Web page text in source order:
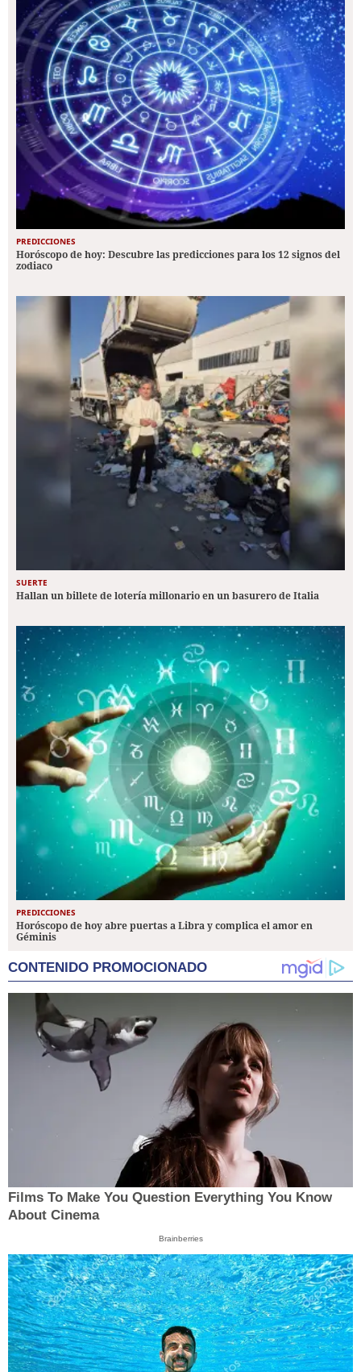
PREDICCIONES
Horóscopo de hoy: Descubre las predicciones para los 12 signos del
zodiaco
SUERTE
Hallan un billete de lotería millonario en un basurero de Italia
PREDICCIONES
Horóscopo de hoy abre puertas a Libra y complica el amor en
Géminis
CONTENIDO PROMOCIONADO
Films To Make You Question Everything You Know
About Cinema
Brainberries